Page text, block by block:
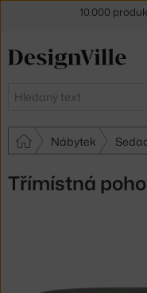
Hledat
Nábytek
Třímístná
30